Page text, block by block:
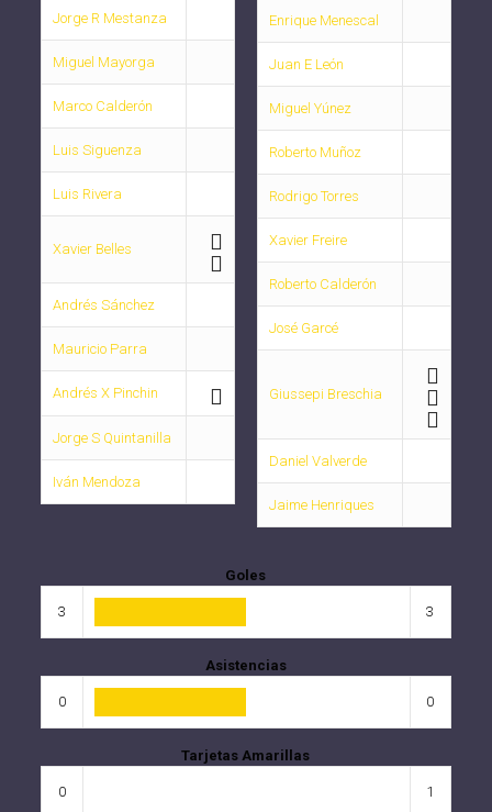
Jorge R Mestanza
Miguel Mayorga
Marco Calderón
Luis Siguenza
Luis Rivera
Xavier Belles
Andrés Sánchez
Mauricio Parra
Andrés X Pinchin
Jorge S Quintanilla
Iván Mendoza
Enrique Menescal
Juan E León
Miguel Yúnez
Roberto Muñoz
Rodrigo Torres
Xavier Freire
Roberto Calderón
José Garcé
Giussepi Breschia
Daniel Valverde
Jaime Henriques
Goles
3 3
Asistencias
0 0
Tarjetas Amarillas
0 1